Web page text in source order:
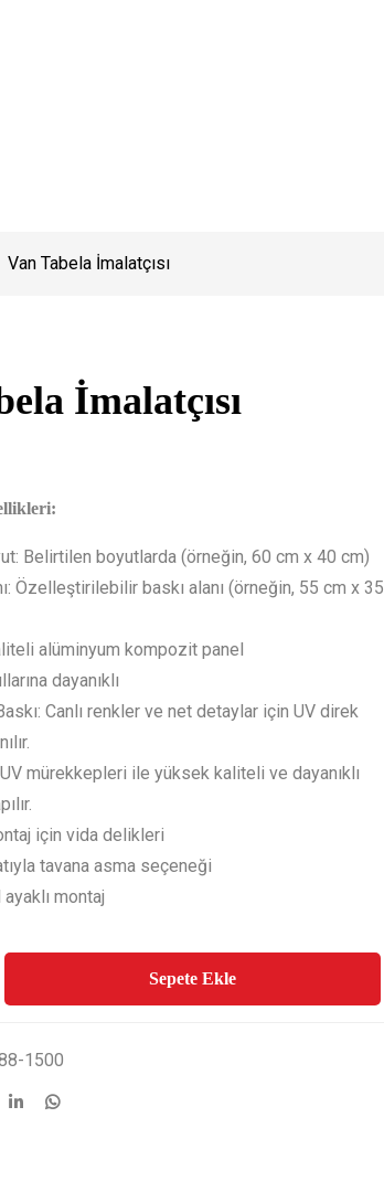
Van Tabela İmalatçısı
İmalatçısı
Belirtilen boyutlarda (örneğin, 60 cm x 40 cm)
Özelleştirilebilir baskı alanı (örneğin, 55 cm x 35
alüminyum kompozit panel
dayanıklı
Canlı renkler ve net detaylar için UV direk
UV mürekkepleri ile yüksek kaliteli ve dayanıklı
için vida delikleri
tavana asma seçeneği
montaj
Sepete Ekle
1500